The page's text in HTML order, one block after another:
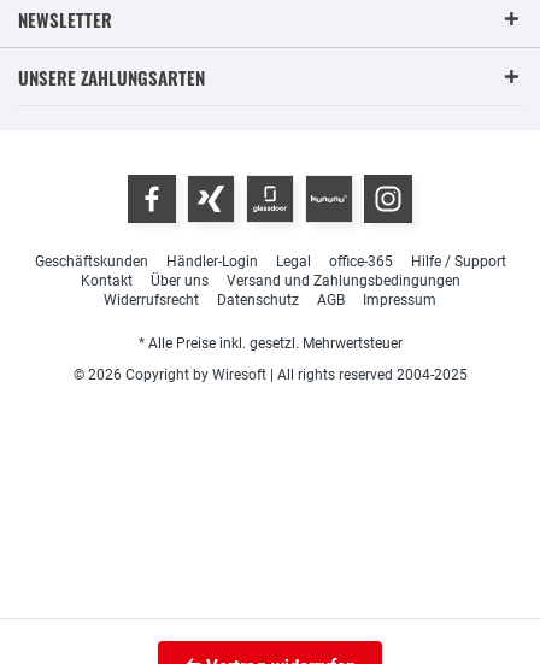
NEWSLETTER
UNSERE ZAHLUNGSARTEN
Geschäftskunden Händler-Login Legal office-365
Hilfe / Support
Kontakt
Über uns
Versand und Zahlungsbedingungen
Widerrufsrecht
Datenschutz AGB Impressum
* Alle Preise inkl. gesetzl. Mehrwertsteuer
© 2026 Copyright by Wiresoft | All rights reserved 2004-2025